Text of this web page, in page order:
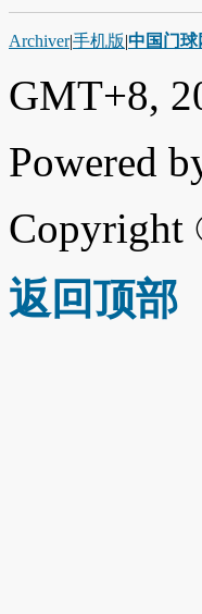
Archiver|手机版|中国门球
GMT+8,
Powered
Copyright
返回顶部